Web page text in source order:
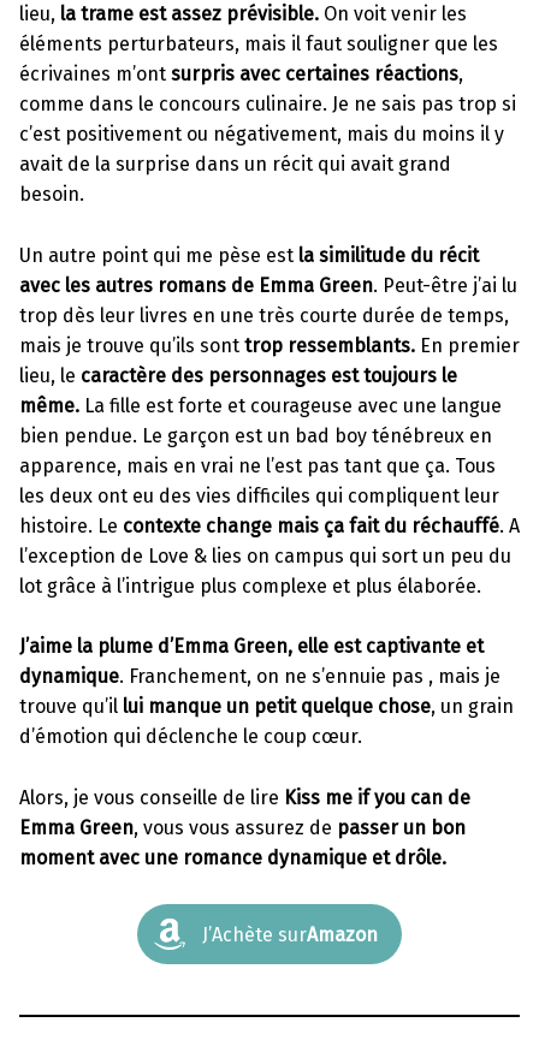
lieu, la trame est assez prévisible. On voit venir les
éléments perturbateurs, mais il faut souligner que les
écrivaines m’ont surpris avec certaines réactions,
comme dans le concours culinaire. Je ne sais pas trop si
c’est positivement ou négativement, mais du moins il y
avait de la surprise dans un récit qui avait grand
besoin.
Un autre point qui me pèse est la similitude du récit
avec les autres romans de Emma Green. Peut-être j’ai lu
trop dès leur livres en une très courte durée de temps,
mais je trouve qu’ils sont trop ressemblants. En premier
lieu, le caractère des personnages est toujours le
même. La fille est forte et courageuse avec une langue
bien pendue. Le garçon est un bad boy ténébreux en
apparence, mais en vrai ne l’est pas tant que ça. Tous
les deux ont eu des vies difficiles qui compliquent leur
histoire. Le contexte change mais ça fait du réchauffé. A
l’exception de Love & lies on campus qui sort un peu du
lot grâce à l’intrigue plus complexe et plus élaborée.
J’aime la plume d’Emma Green, elle est captivante et
dynamique. Franchement, on ne s’ennuie pas , mais je
trouve qu’il lui manque un petit quelque chose, un grain
d’émotion qui déclenche le coup cœur.
Alors, je vous conseille de lire Kiss me if you can de
Emma Green, vous vous assurez de passer un bon
moment avec une romance dynamique et drôle.
J’Achète surAmazon